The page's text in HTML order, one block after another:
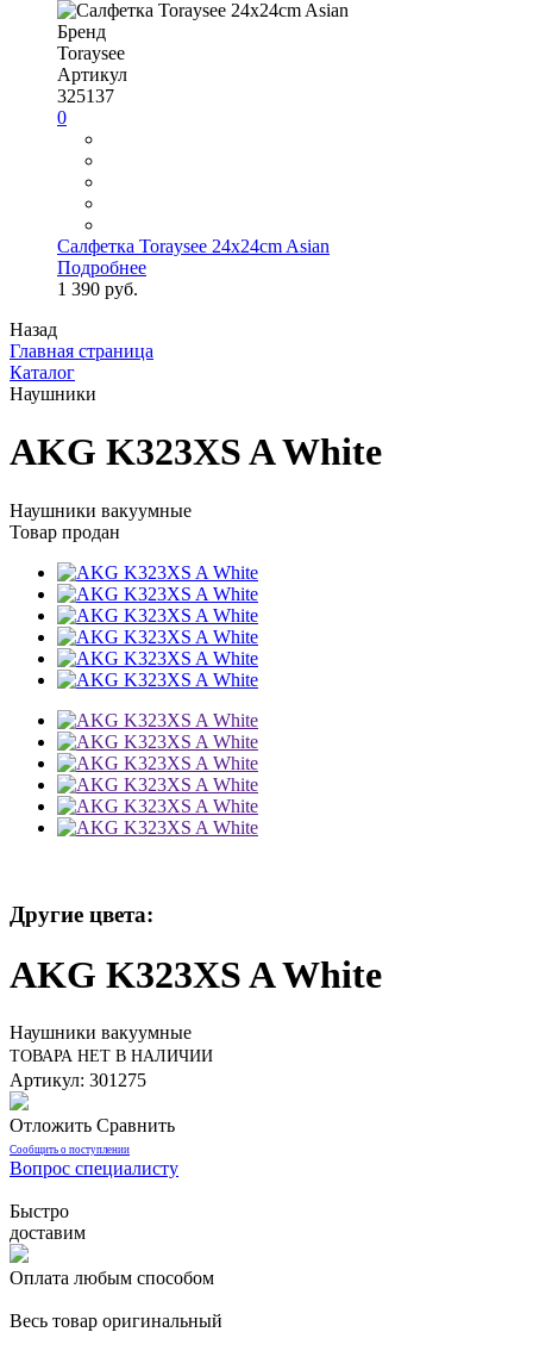
Бренд
Toraysee
Артикул
325137
0
Салфетка Toraysee 24x24cm Asian
Подробнее
1 390 руб.
Назад
Главная страница
Каталог
Наушники
AKG K323XS A White
Наушники вакуумные
Товар продан
Другие цвета:
AKG K323XS A White
Наушники вакуумные
ТОВАРА НЕТ В НАЛИЧИИ
Артикул: 301275
Отложить Сравнить
Сообщить о поступлении
Вопрос специалисту
Быстро
доставим
Оплата любым способом
Весь товар оригинальный